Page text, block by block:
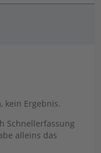
kein Ergebnis.
Schnellerfassung
alleins das